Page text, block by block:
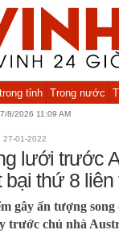
tỉnh Trong nước
8/2026 11:09 AM
27-01-2022
lưới trước
bại thứ 8 liên
gây ấn tượng
trước chủ nhà